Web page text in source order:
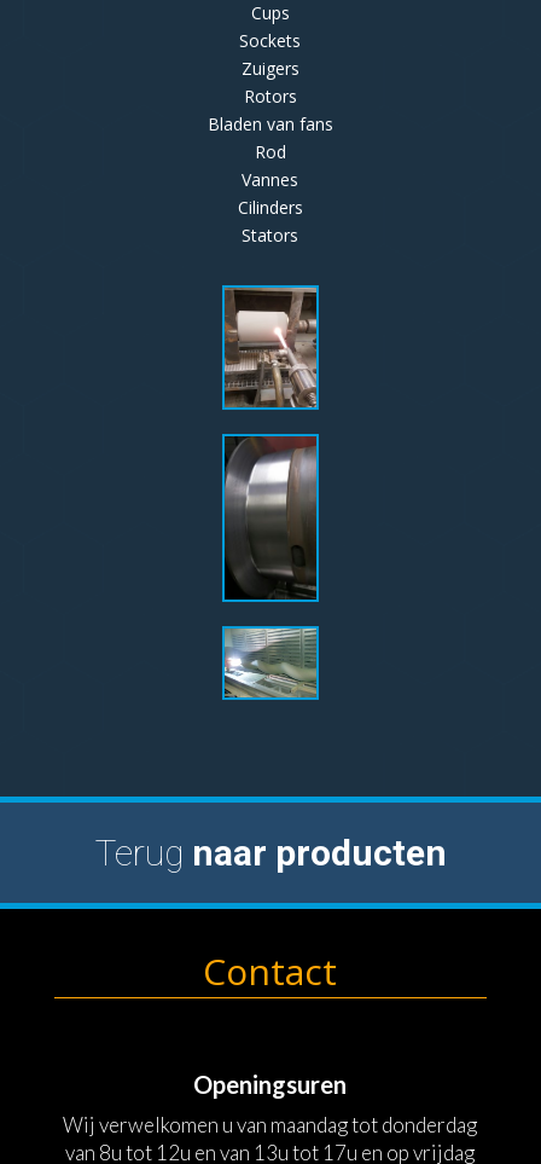
Cups
Sockets
Zuigers
Rotors
Bladen van fans
Rod
Vannes
Cilinders
Stators
Terug naar producten
Contact
Openingsuren
Wij verwelkomen u van maandag tot donderdag
van 8u tot 12u en van 13u tot 17u en op vrijdag